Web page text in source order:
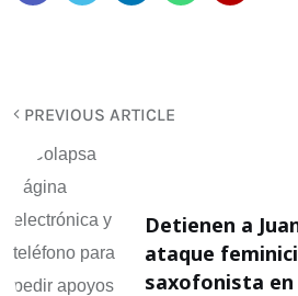
PREVIOUS ARTICLE
Detienen a
ataque
saxofonista en